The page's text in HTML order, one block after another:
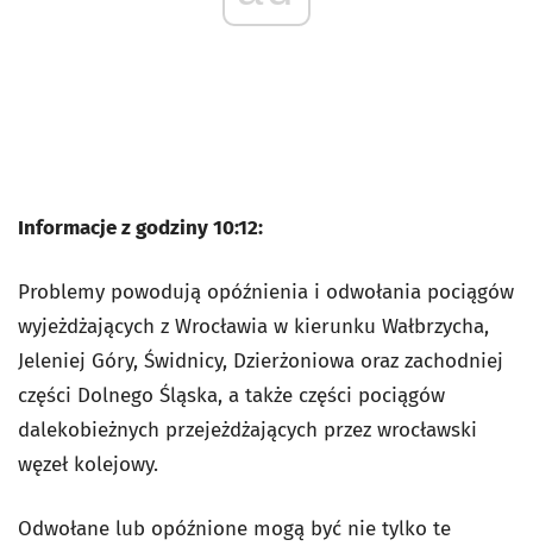
Informacje z godziny 10:12:
Problemy powodują opóźnienia i odwołania pociągów
wyjeżdżających z Wrocławia w kierunku Wałbrzycha,
Jeleniej Góry, Świdnicy, Dzierżoniowa oraz zachodniej
części Dolnego Śląska, a także części pociągów
dalekobieżnych przejeżdżających przez wrocławski
węzeł kolejowy.
Odwołane lub opóźnione mogą być nie tylko te